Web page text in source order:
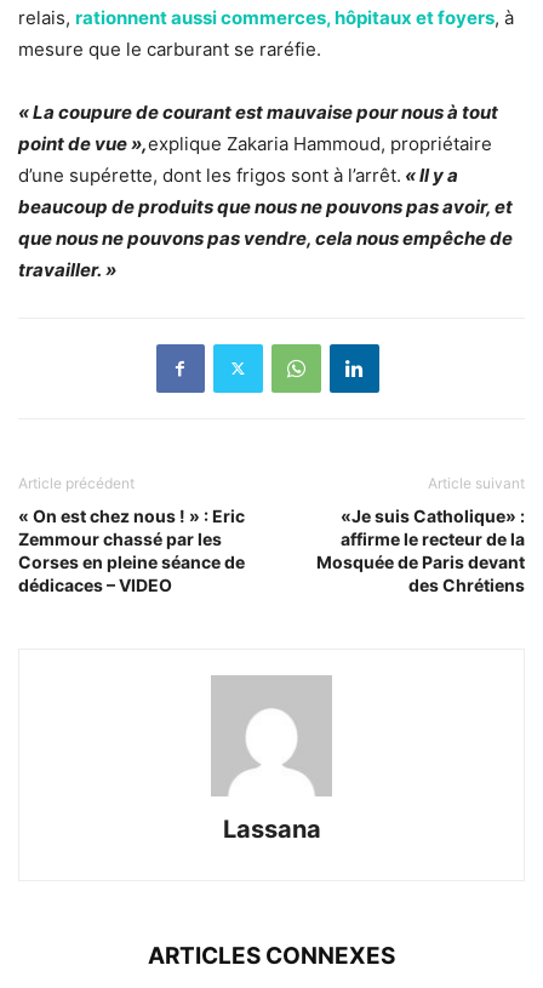
relais, rationnent aussi commerces, hôpitaux et foyers, à
mesure que le carburant se raréfie.
« La coupure de courant est mauvaise pour nous à tout
point de vue »,explique Zakaria Hammoud, propriétaire
d’une supérette, dont les frigos sont à l’arrêt. « Il y a
beaucoup de produits que nous ne pouvons pas avoir, et
que nous ne pouvons pas vendre, cela nous empêche de
travailler. »
Article précédent
« On est chez nous ! » : Eric
Zemmour chassé par les
Corses en pleine séance de
dédicaces – VIDEO
Article suivant
«Je suis Catholique» :
affirme le recteur de la
Mosquée de Paris devant
des Chrétiens
Lassana
ARTICLES CONNEXES